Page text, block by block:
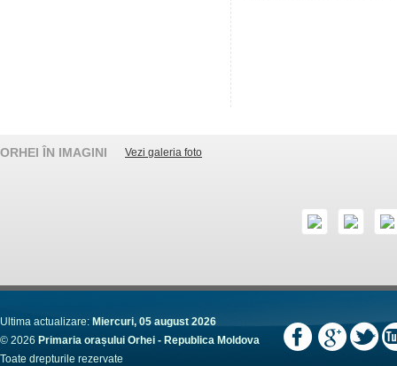
ORHEI ÎN IMAGINI Vezi galeria foto
Ultima actualizare: Miercuri, 05 august 2026
© 2026 Primaria orașului Orhei - Republica Moldova
Toate drepturile rezervate